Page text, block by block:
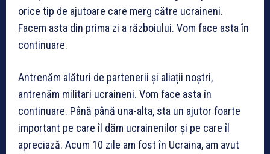
orice tip de ajutoare care merg către ucraineni.
Facem asta din prima zi a războiului. Vom face asta în
continuare.
Antrenăm alături de partenerii și aliații noștri,
antrenăm militari ucraineni. Vom face asta în
continuare. Până până una-alta, sta un ajutor foarte
important pe care îl dăm ucrainenilor și pe care îl
apreciază. Acum 10 zile am fost în Ucraina, am avut